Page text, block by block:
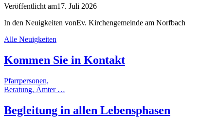
Veröffentlicht am17. Juli 2026
In den Neuigkeiten vonEv. Kirchengemeinde am Norfbach
Alle Neuigkeiten
Kommen Sie in Kontakt
Pfarrpersonen,
Beratung, Ämter …
Begleitung in allen Lebensphasen